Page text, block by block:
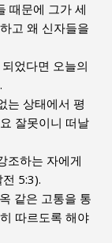
때문에 그가 세
고 왜 신자들을
었다면 오늘의
는 상태에서 평
잘못이니 떠날
조하는 자에게
5:3).
같은 고통을 통
따르도록 해야